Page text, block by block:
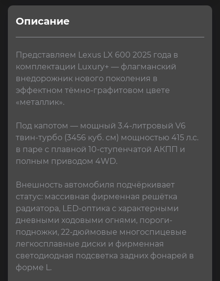
Описание
Представляем Lexus LX 600 2025 года в
комплектации Luxury+ — флагманский
внедорожник нового поколения в
эффектном тёмно-графитовом цвете
«металлик».
Под капотом — мощный 3.4-литровый V6
твин-турбо (3456 куб. см) мощностью 415 л.с.
в паре с плавной 10-ступенчатой АКПП и
полным приводом 4WD.
Внешность автомобиля подчёркивает
статус: массивная фирменная решётка
радиатора, LED-оптика с характерными
дневными ходовыми огнями, пороги-
подножки, 22-дюймовые многоспицевые
легкосплавные диски и фирменная
светодиодная подсветка задних фонарей в
форме L.